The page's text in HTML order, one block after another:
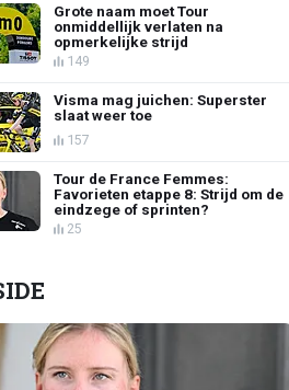
Grote naam moet Tour
onmiddellijk verlaten na
opmerkelijke strijd
149
Visma mag juichen: Superster
slaat weer toe
157
Tour de France Femmes:
Favorieten etappe 8: Strijd om de
eindzege of sprinten?
25